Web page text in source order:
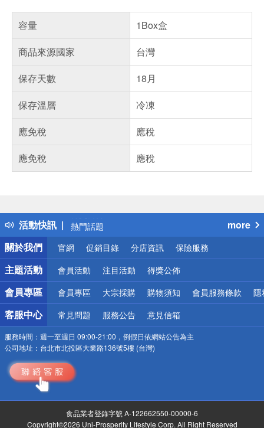
容量
1Box盒
商品來源國家
台灣
保存天數
18月
保存溫層
冷凍
應免稅
應稅
應免稅
應稅
活動快訊
得獎公告
熱門話題
銀行優惠
偏遠地區配送
詐騙網頁！請小心！
more
關於我們
官網 促銷目錄 分店資訊 保險服務
主題活動 會員活動 注目活動 得獎公佈
會員專區 會員專區 大宗採購 購物須知 會員服務條款 隱
客服中心 常見問題 服務公告 意見信箱
服務時間： 週一至週日 09:00-21:00，例假日依網站公告為主
公司地址： 台北市北投區大業路136號5樓 (台灣)
食品業者登錄字號 A-122662550-00000-6
Copyright©2026 Uni-Prosperity Lifestyle Corp. All Right Reserved